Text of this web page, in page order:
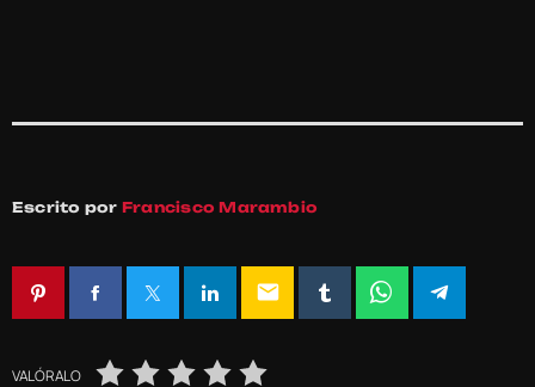
Escrito por Francisco Marambio
email
VALÓRALO